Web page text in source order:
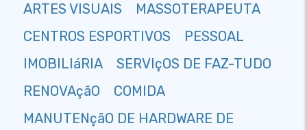
ARTES VISUAIS
MASSOTERAPEUTA
CENTROS ESPORTIVOS
PESSOAL
IMOBILIáRIA
SERVIçOS DE FAZ-TUDO
RENOVAçãO
COMIDA
MANUTENçãO DE HARDWARE DE